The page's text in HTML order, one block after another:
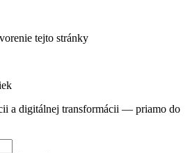
tejto stránky
a digitálnej transformácii — priamo do